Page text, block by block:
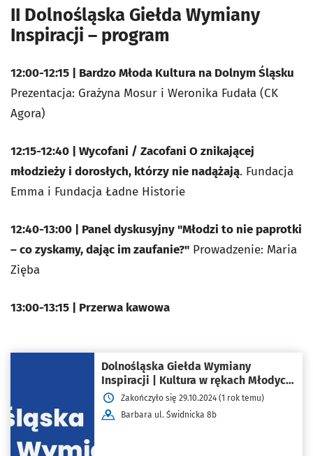
II Dolnośląska Giełda Wymiany
Inspiracji – program
12:00-12:15 | Bardzo Młoda Kultura na Dolnym Śląsku
Prezentacja: Grażyna Mosur i Weronika Fudała (CK
Agora)
12:15-12:40 | Wycofani / Zacofani O znikającej
młodzieży i dorosłych, którzy nie nadążają. Fundacja
Emma i Fundacja Ładne Historie
12:40-13:00 | Panel dyskusyjny "Młodzi to nie paprotki
– co zyskamy, dając im zaufanie?" Prowadzenie: Maria
Zięba
13:00-13:15 | Przerwa kawowa
Dolnośląska Giełda Wymiany
Inspiracji | Kultura w rękach Młodych!
2024Zakończyło się 29.10.2024 (1 rok temu)
Barbara ul. Świdnicka 8b